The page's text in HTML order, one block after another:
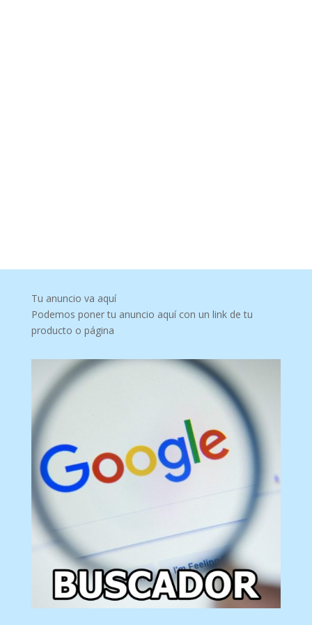
Tu anuncio va aquí
Podemos poner tu anuncio aquí con un link de tu
producto o página